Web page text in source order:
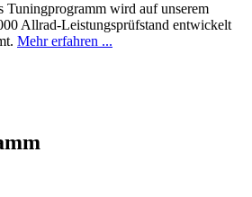
Tuningprogramm wird auf unserem
Allrad-Leistungsprüfstand entwickelt
Mehr erfahren ...